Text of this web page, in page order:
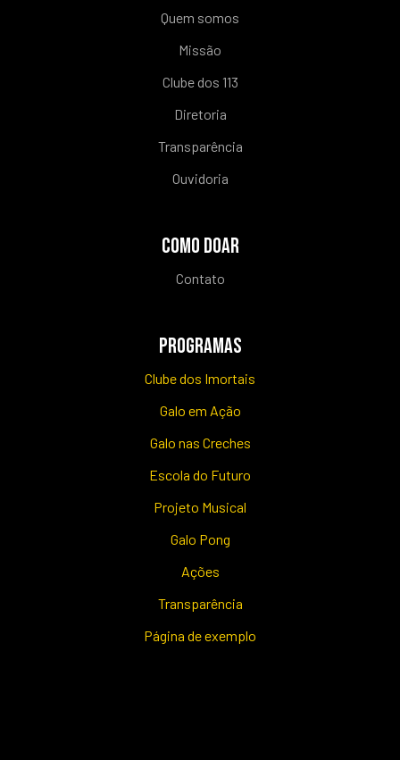
Quem somos
Missão
Clube dos 113
Diretoria
Transparência
Ouvidoria
COMO DOAR
Contato
PROGRAMAS
Clube dos Imortais
Galo em Ação
Galo nas Creches
Escola do Futuro
Projeto Musical
Galo Pong
Ações
Transparência
Página de exemplo